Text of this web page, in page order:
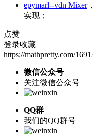
epymarl--vdn Mixer
实现；
点赞
登录收藏
https://mathpretty.com/
微信公众号
关注微信公众号
QQ群
我们的QQ群号